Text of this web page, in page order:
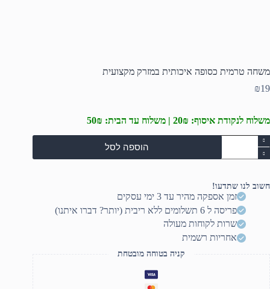
משחה טרמית כסופה איכותית במזרק מקצועית
₪19
משלוח לנקודת איסוף: 20₪ | משלוח עד הבית: 50₪
כמות
של
משחה
איכותית
מקצועית
הוספה לסל
חשוב לנו שתדעו!
זמן אספקה מהיר עד 3 ימי עסקים
פריסה ל 6 תשלומים ללא ריבית (יותר? דברו איתנו)
שרות לקוחות מעולה
אחריות רשמית
קניה בטוחה מובטחת